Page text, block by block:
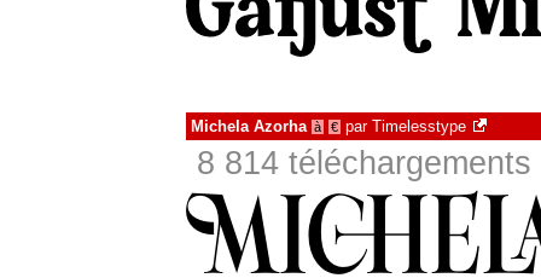
Michela Azorha à € par Timelesstype
8 814